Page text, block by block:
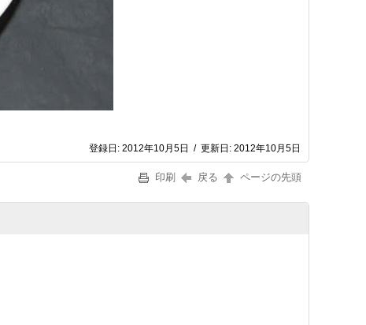
登録日: 2012年10月5日 / 更新日: 2012年10月5日
印刷 戻る ページの先頭